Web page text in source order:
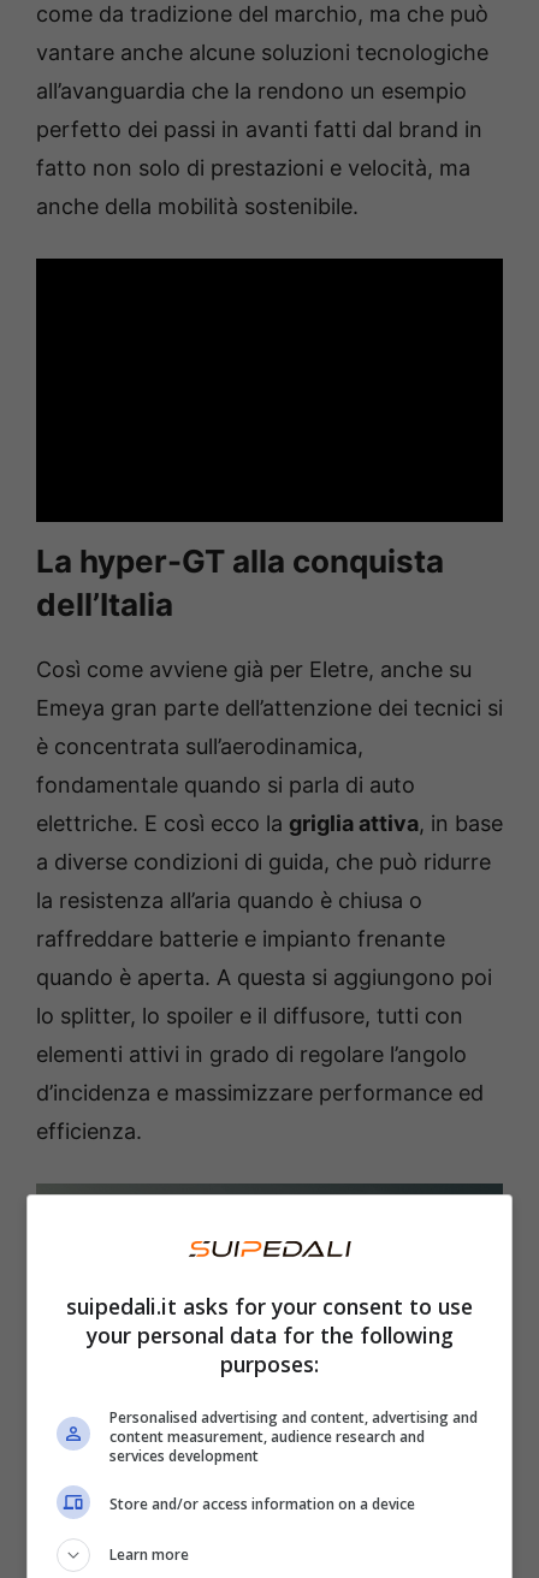
come da tradizione del marchio, ma che può
vantare anche alcune soluzioni tecnologiche
all’avanguardia che la rendono un esempio
perfetto dei passi in avanti fatti dal brand in
fatto non solo di prestazioni e velocità, ma
anche della mobilità sostenibile.
La hyper-GT alla conquista
dell’Italia
Così come avviene già per Eletre, anche su
Emeya gran parte dell’attenzione dei tecnici si
è concentrata sull’aerodinamica,
fondamentale quando si parla di auto
elettriche. E così ecco la griglia attiva, in base
a diverse condizioni di guida, che può ridurre
la resistenza all’aria quando è chiusa o
raffreddare batterie e impianto frenante
quando è aperta. A questa si aggiungono poi
lo splitter, lo spoiler e il diffusore, tutti con
elementi attivi in grado di regolare l’angolo
d’incidenza e massimizzare performance ed
efficienza.
La nuova Lotus Emeya – Foto credits Lotus media
Gliinterni di Lotus Emeya
suipedali.it asks for your consent to use
your personal data for the following
purposes:
Personalised advertising and content, advertising and
content measurement, audience research and
services development
Store and/or access information on a device
Learn more